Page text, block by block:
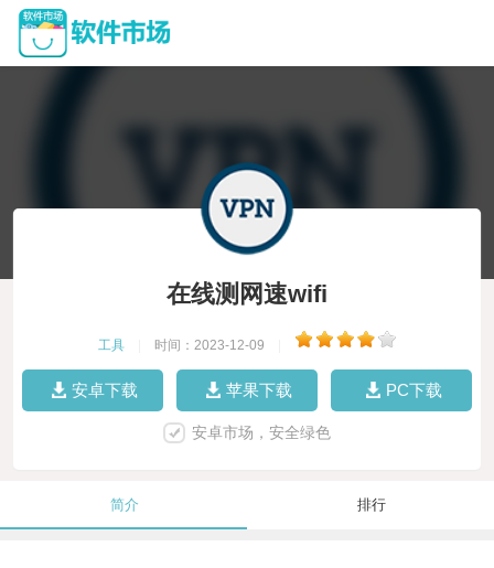
在线测网速wifi
工具 时间：2023-12-09
安卓下载 苹果下载 PC下载
安卓市场，安全绿色
简介 排行